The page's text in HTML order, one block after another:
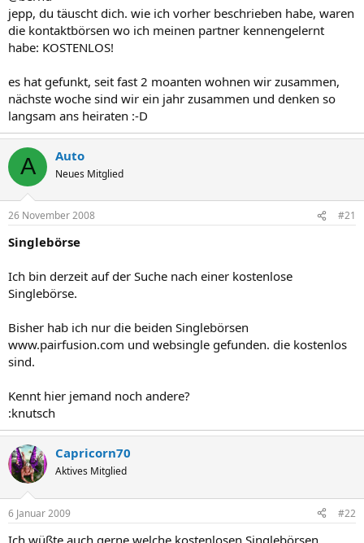
jepp, du täuscht dich. wie ich vorher beschrieben habe, waren
die kontaktbörsen wo ich meinen partner kennengelernt
habe: KOSTENLOS!
es hat gefunkt, seit fast 2 moanten wohnen wir zusammen,
nächste woche sind wir ein jahr zusammen und denken so
langsam ans heiraten :-D
A Auto
Neues Mitglied
26 November 2008 #21
Singlebörse
Ich bin derzeit auf der Suche nach einer kostenlose
Singlebörse.
Bisher hab ich nur die beiden Singlebörsen
www.pairfusion.com und websingle gefunden. die kostenlos
sind.
Kennt hier jemand noch andere?
:knutsch
Capricorn70
Aktives Mitglied
6 Januar 2009 #22
Ich wüßte auch gerne welche kostenlosen Singlebörsen